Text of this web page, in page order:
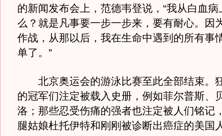
的新闻发布会上，范德韦登说，“我从白血
么？就是凡事要一步一步来，要有耐心。因
作战，从那以后，我在生命中遇到的所有事
单了。”
北京奥运会的游泳比赛至此全部结束。
的冠军们注定被载入史册，例如菲尔普斯、
洛；那些忍受伤痛的强者也注定被人们铭记
腿姑娘杜托伊特和刚刚被诊断出癌症的美国